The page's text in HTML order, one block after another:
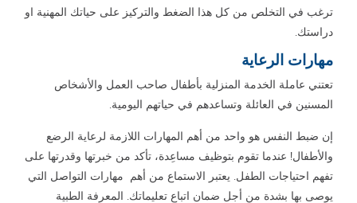
ترغب في التخلص من كل هذا الضغط والتركيز على حياتك المهنية او
دراستك.
مهارات الرعاية
تعتني عاملة الخدمة المنزلية بأطفال صاحب العمل والأشخاص
المسنين في العائلة وتساعدهم في حياتهم اليومية.
إن ضبط النفس هو واحد من أهم المهارات اللازمة لرعاية الرضع
والأطفال! عندما تقوم بتوظيف مساعِدة، تأكد من خبرتها وقدرتها على
تفهم احتياجات الطفل. يعتبر الاستماع من أهم مهارات التواصل التي
يوصى بها بشدة من أجل ضمان اتباع تعليماتك. المعرفة الطبية